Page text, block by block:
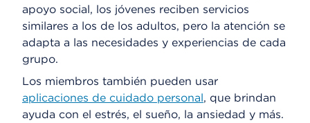
apoyo social, los jóvenes reciben servicios
similares a los de los adultos, pero la atención se
adapta a las necesidades y experiencias de cada
grupo.
Los miembros también pueden usar
aplicaciones de cuidado personal, que brindan
ayuda con el estrés, el sueño, la ansiedad y más.